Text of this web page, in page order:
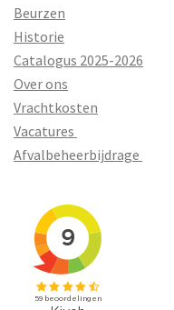
Beurzen
Historie
Catalogus 2025-2026
Over ons
Vrachtkosten
Vacatures
Afvalbeheerbijdrage